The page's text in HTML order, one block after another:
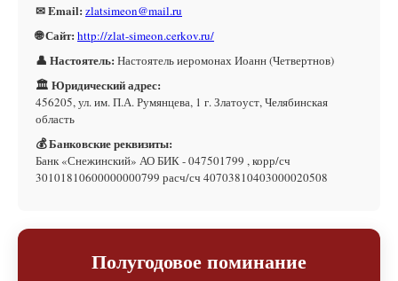
✉ Email: zlatsimeon@mail.ru
🌐 Сайт: http://zlat-simeon.cerkov.ru/
👤 Настоятель: Настоятель иеромонах Иоанн (Четвертнов)
🏛 Юридический адрес:
456205, ул. им. П.А. Румянцева, 1 г. Златоуст, Челябинская
область
💰 Банковские реквизиты:
Банк «Снежинский» АО БИК - 047501799 , корр/сч
30101810600000000799 расч/сч 40703810403000020508
Полугодовое поминание